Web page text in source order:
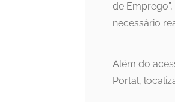
de
necessário
Além do
Portal,